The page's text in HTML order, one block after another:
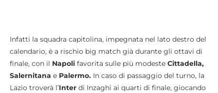
Infatti la squadra capitolina, impegnata nel lato destro del
calendario, è a rischio big match già durante gli ottavi di
finale, con il Napoli favorita sulle più modeste Cittadella,
Salernitana e Palermo. In caso di passaggio del turno, la
Lazio troverà l’Inter di Inzaghi ai quarti di finale, giocando